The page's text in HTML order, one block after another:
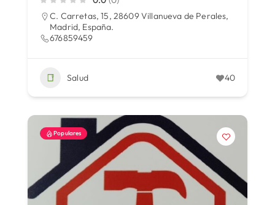
C. Carretas, 15, 28609 Villanueva de Perales,
Madrid, España.
676859459
Salud 40
Populares